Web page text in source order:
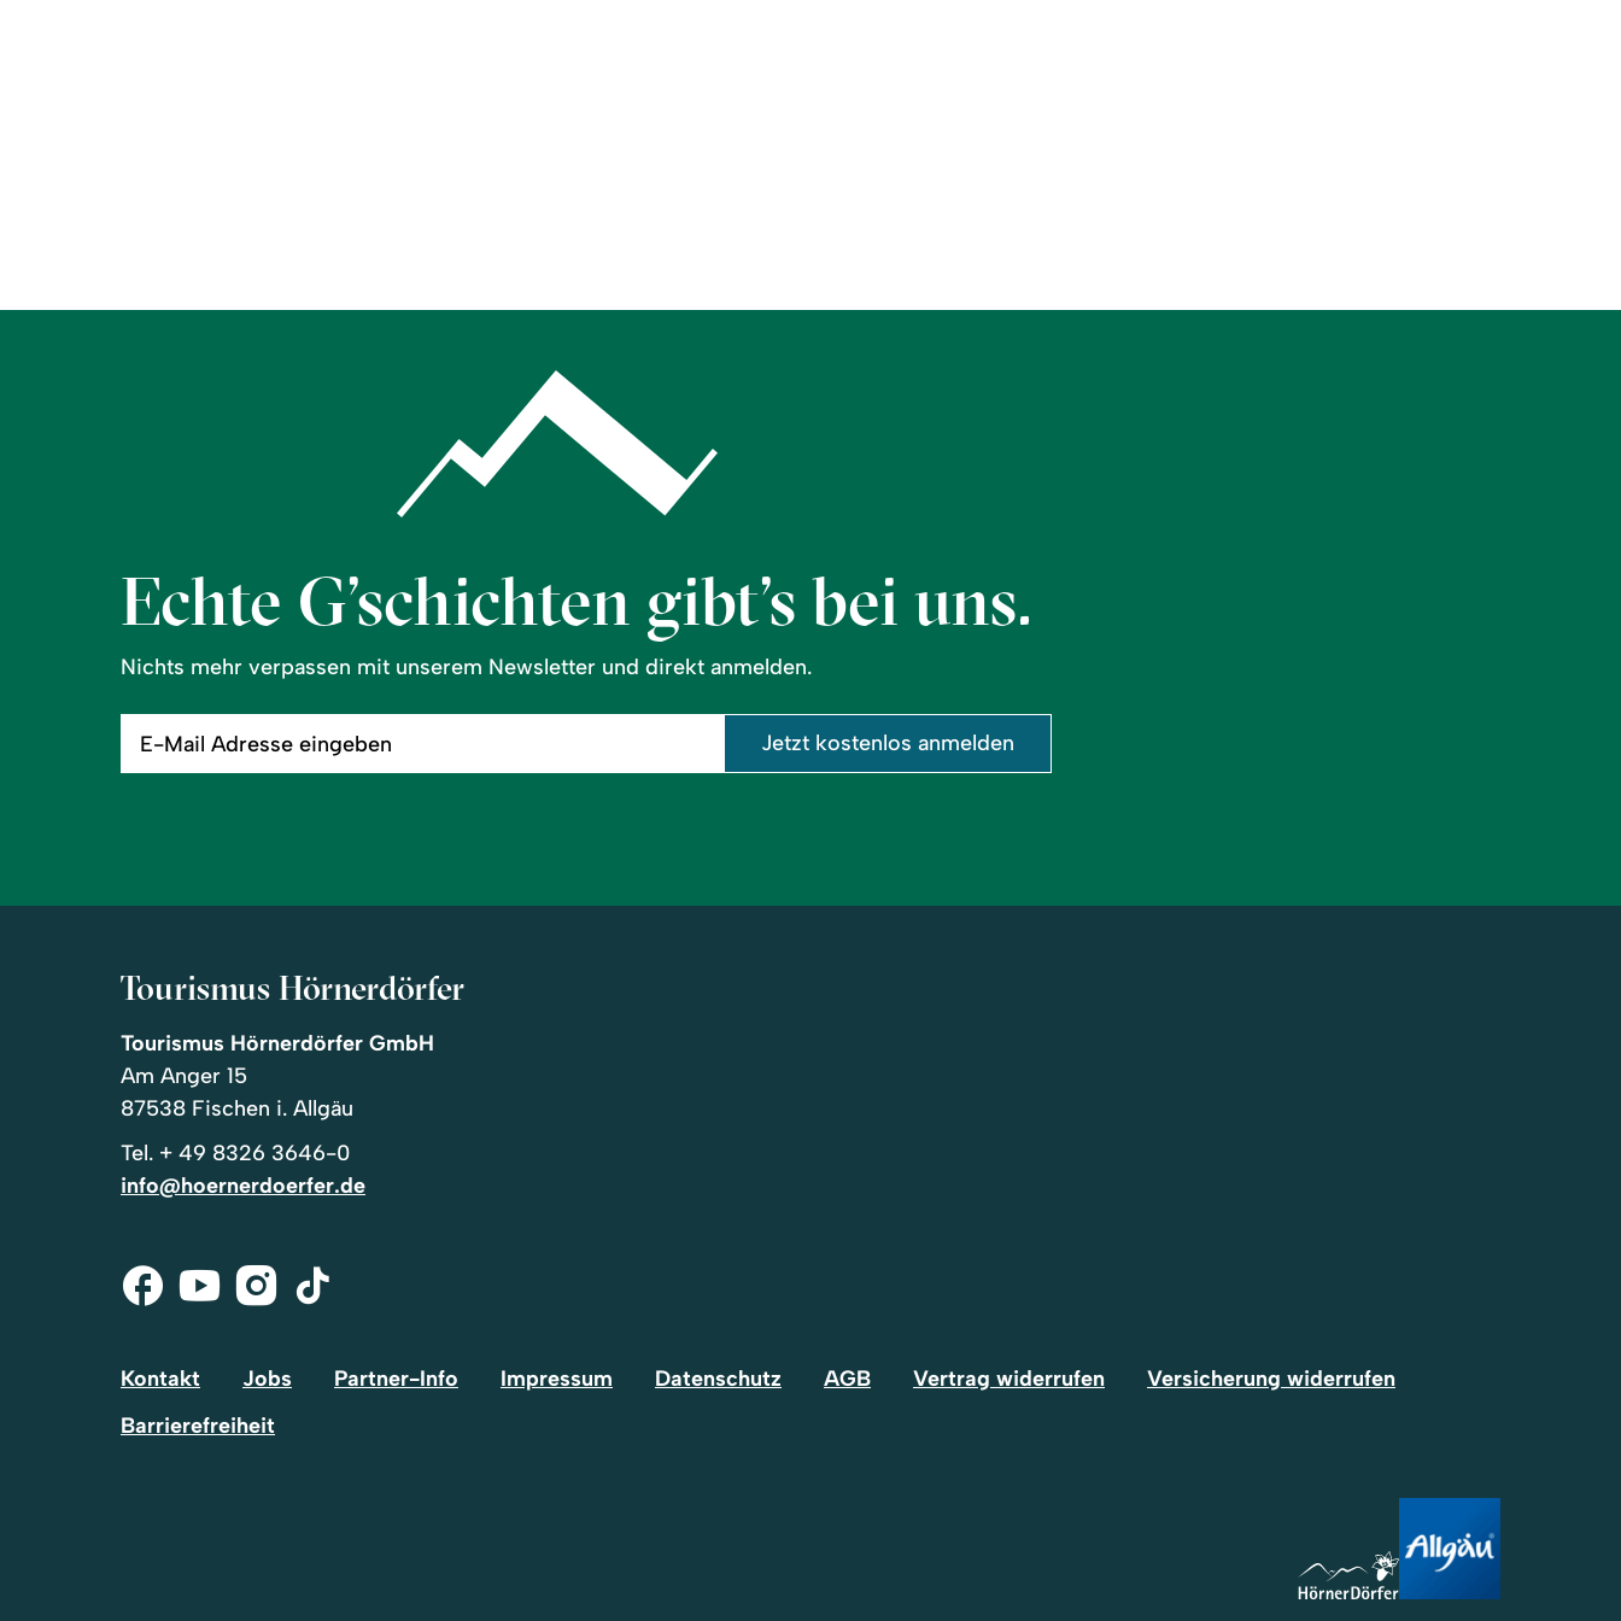
Echte G’schichten gibt’s bei uns.
Nichts mehr verpassen mit unserem Newsletter und direkt anmelden.
Mail
eingeben
Jetzt kostenlos anmelden
Tourismus Hörnerdörfer
Tourismus Hörnerdörfer GmbH
Am Anger 15
87538 Fischen i. Allgäu
Tel. + 49 8326 3646-0
info@hoernerdoerfer.de
Facebook
Youtube
Instagram
Tik-
Kontakt Jobs Partner-Info Impressum Datenschutz AGB Vertrag widerrufen
Versicherung widerrufen
Barrierefreiheit